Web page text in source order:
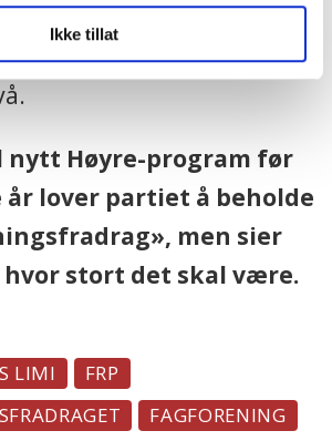
Ikke tillat
som den gang ble vedtatt
skulle beholde fradraget
Høyre-program før
lover partiet å beholde
men sier
hvor stort det skal være.
LIMI
FRP
FAGFORENING